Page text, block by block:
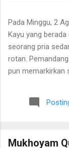
Pada Minggu, 2
Kayu yang
seorang pria
rotan.
pun memarkirkan
proses
anyaman. Di
ekonomi. Bapak
Mukhoyam